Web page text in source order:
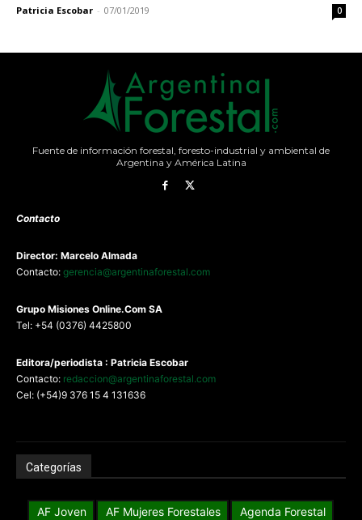
Patricia Escobar - 07/01/2019 0
Fuente de información forestal, foresto-industrial y ambiental de
Argentina y América Latina
Contacto
Director: Marcelo Almada
Contacto: gerencia@argentinaforestal.com
Grupo Misiones Online.Com SA
Tel: +54 (0376) 4425800
Editora/periodista : Patricia Escobar
Contacto: redaccion@argentinaforestal.com
Cel: (+54)9 376 15 4 131636
Categorías
AF Joven AF Mujeres Forestales
Agenda Forestal